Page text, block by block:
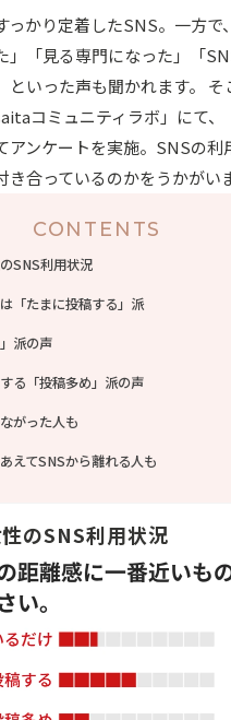
っかり定着したSNS。一方で
」「見る専門になった」「
といった声も聞かれます。 そ
コミュニティラボ」にて、
アンケートを実施。SNSの利
き合っているのかをうかがい
CONTENTS
SNS利用状況
「たまに投稿する」派
派の声
る「投稿多め」派の声
がった人も
えてSNSから離れる人も
のSNS利用状況